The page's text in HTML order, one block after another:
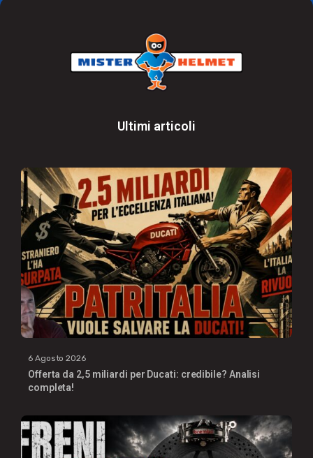
Ultimi articoli
6 Agosto 2026
Offerta da 2,5 miliardi per Ducati: credibile? Analisi
completa!